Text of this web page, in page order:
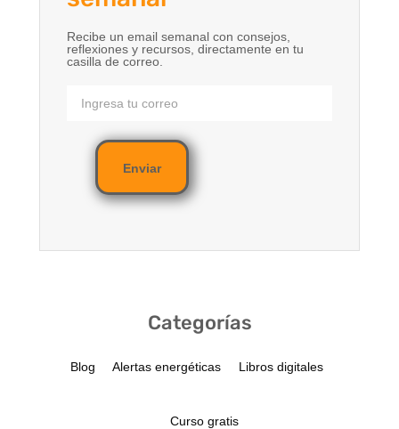
Recibe un email semanal con consejos,
reflexiones y recursos, directamente en tu
casilla de correo.
Enviar
Categorías
Blog Alertas energéticas Libros digitales
Curso gratis